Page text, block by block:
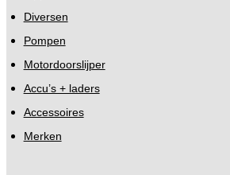
Diversen
Pompen
Motordoorslijper
Accu’s + laders
Accessoires
Merken